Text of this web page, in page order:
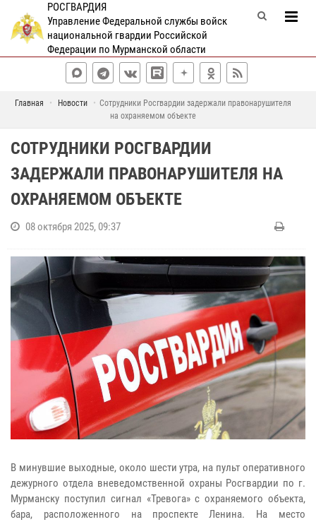
РОСГВАРДИЯ
Управление Федеральной службы войск
национальной гвардии Российской
Федерации по Мурманской области
Главная Новости
Сотрудники Росгвардии задержали правонарушителя
на охраняемом объекте
СОТРУДНИКИ РОСГВАРДИИ
ЗАДЕРЖАЛИ ПРАВОНАРУШИТЕЛЯ НА
ОХРАНЯЕМОМ ОБЪЕКТЕ
08 октября 2025, 09:37
В минувшие выходные, около шести утра, на пульт оперативного
дежурного отдела вневедомственной охраны Росгвардии по г.
Мурманску поступил сигнал «Тревога» с охраняемого объекта,
бара, расположенного на проспекте Ленина. На место